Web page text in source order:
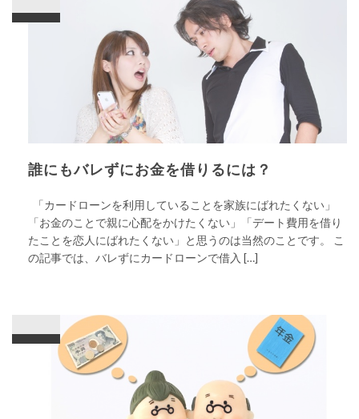
誰にもバレずにお金を借りるには？
「カードローンを利用していることを家族にばれたくない」
「お金のことで親に心配をかけたくない」「デート費用を借り
たことを恋人にばれたくない」と思うのは当然のことです。 こ
の記事では、バレずにカードローンで借入 […]